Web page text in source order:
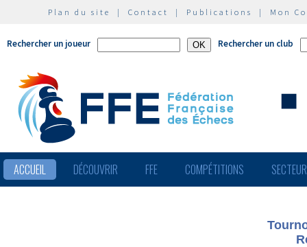
Plan du site | Contact | Publications | Mon
Rechercher un joueur Rechercher un club
ACCUEIL DÉCOUVRIR FFE COMPÉTITIONS